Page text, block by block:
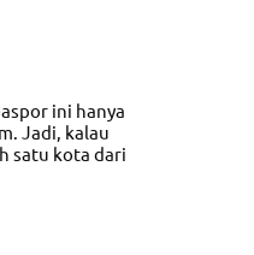
ini hanya
Jadi, kalau
satu kota dari